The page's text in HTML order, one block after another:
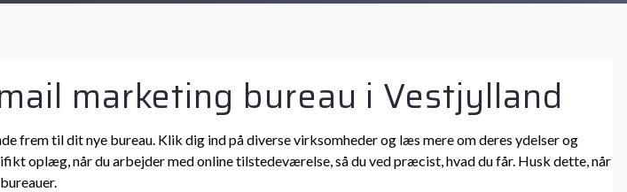
marketing bureau i Vestjylland
frem til dit nye bureau. Klik dig ind på diverse virksomheder og læs mere om deres ydelser og
oplæg, når du arbejder med online tilstedeværelse, så du ved præcist, hvad du får. Husk dette, når